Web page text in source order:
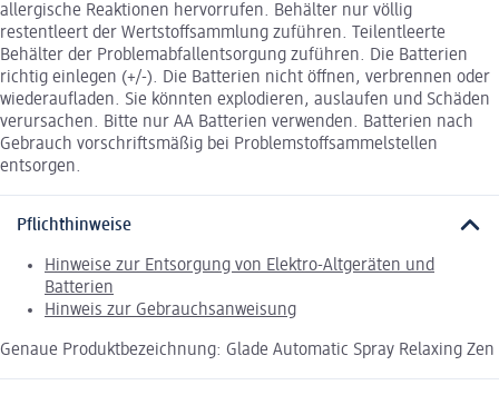
allergische Reaktionen hervorrufen. Behälter nur völlig
restentleert der Wertstoffsammlung zuführen. Teilentleerte
Behälter der Problemabfallentsorgung zuführen. Die Batterien
richtig einlegen (+/-). Die Batterien nicht öffnen, verbrennen oder
wiederaufladen. Sie könnten explodieren, auslaufen und Schäden
verursachen. Bitte nur AA Batterien verwenden. Batterien nach
Gebrauch vorschriftsmäßig bei Problemstoffsammelstellen
entsorgen.
Pflichthinweise
Hinweise zur Entsorgung von Elektro-Altgeräten und
Batterien
Hinweis zur Gebrauchsanweisung
Genaue Produktbezeichnung: Glade Automatic Spray Relaxing Zen